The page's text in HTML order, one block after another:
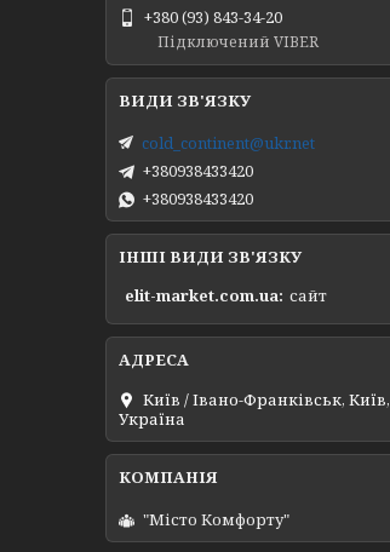
+380 (93) 843-34-20
Підключений VIBER
cold_continent@ukr.net
+380938433420
+380938433420
ІНШІ ВИДИ ЗВ'ЯЗКУ
elit-market.com.ua сайт
Київ / Івано-Франківськ, Київ,
Україна
"Місто Комфорту"